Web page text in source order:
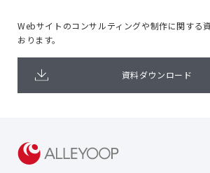
Webサイトのコンサルティングや制作に関する
おります。
資料ダウンロード